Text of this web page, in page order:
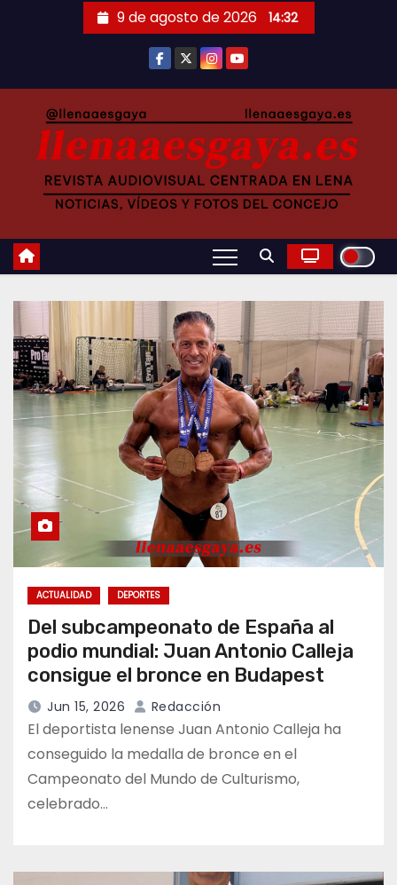
9 de agosto de 2026 14:32
ACTUALIDAD DEPORTES
Del subcampeonato de España al
podio mundial: Juan Antonio Calleja
consigue el bronce en Budapest
Jun 15, 2026 Redacción
El deportista lenense Juan Antonio Calleja ha
conseguido la medalla de bronce en el
Campeonato del Mundo de Culturismo,
celebrado…